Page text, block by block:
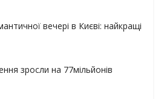
вечері в Києві: найкращі
зросли на 77мільйонів